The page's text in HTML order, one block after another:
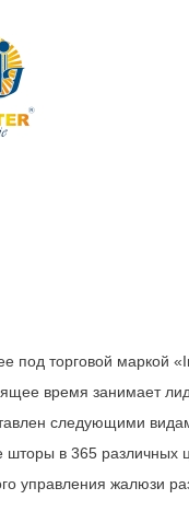
торговой маркой
время занимает
следующими
шторы в 365 различных
управления жалюзи